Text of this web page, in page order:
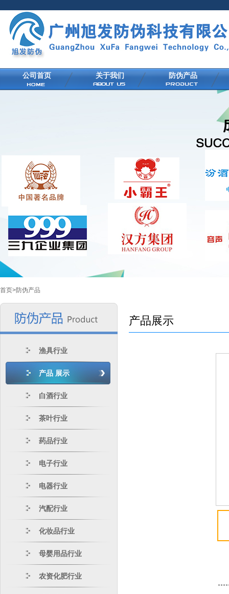
公司首页 关于我们 防伪产品
首页>防伪产品
渔具行业
产品 展示
白酒行业
茶叶行业
药品行业
电子行业
电器行业
汽配行业
化妆品行业
母婴用品行业
农资化肥行业
产品展示